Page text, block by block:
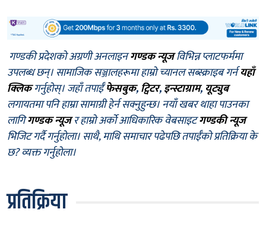
गण्डकी प्रदेशको अग्रणी अनलाइनगण्डक न्यूजविभिन्न प्लाटफर्ममा
उपलब्ध छन्। सामाजिक सञ्जालहरूमा हाम्रो च्यानल सब्स्क्राइब गर्नयहाँ
क्लिकगर्नुहोस्। जहाँ तपाईँफेसबुक,ट्विटर,इन्स्टाग्राम, यूट्युब
लगायतमा पनि हाम्रा सामाग्री हेर्न सक्नुहुन्छ। नयाँ खबर थाहा पाउनका
लागिगण्डक न्यूजर हाम्रो अर्को आधिकारिक वेबसाइटगण्डकी न्यूज
भिजिट गर्दै गर्नुहोला। साथै, माथि समाचार पढेपछि तपाईँको प्रतिक्रिया के
छ? व्यक्त गर्नुहोला।
प्रतिक्रिया